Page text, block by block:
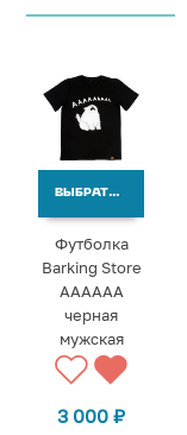
ВЫБРАТЬ ВАРИАНТЫ
Футболка
Barking Store
АААААА
черная
мужская
3 000₽